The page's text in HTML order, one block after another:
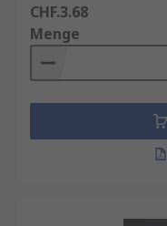
CHF.3.68
Menge